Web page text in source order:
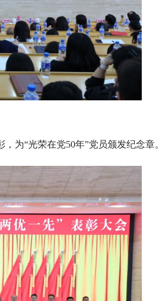
为“光荣在党50年”党员颁发纪念章。